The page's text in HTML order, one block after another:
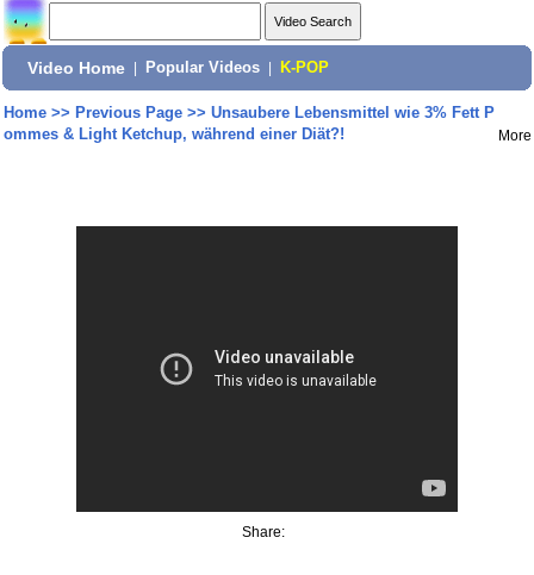
Video Home Popular Videos K-POP
Home>> Previous Page>> Unsaubere Lebensmittel wie 3% Fett P
ommes & Light Ketchup, während einer Diät?!
More
Share: